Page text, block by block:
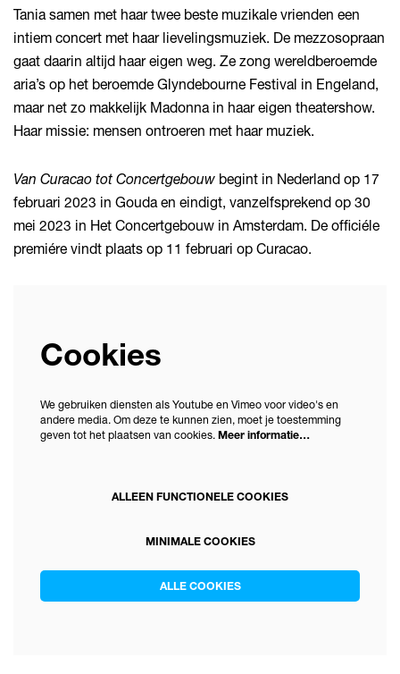
Tania samen met haar twee beste muzikale vrienden een
intiem concert met haar lievelingsmuziek. De mezzosopraan
gaat daarin altijd haar eigen weg. Ze zong wereldberoemde
aria’s op het beroemde Glyndebourne Festival in Engeland,
maar net zo makkelijk Madonna in haar eigen theatershow.
Haar missie: mensen ontroeren met haar muziek.
Van Curacao tot Concertgebouw begint in Nederland op 17
februari 2023 in Gouda en eindigt, vanzelfsprekend op 30
mei 2023 in Het Concertgebouw in Amsterdam. De officiéle
premiére vindt plaats op 11 februari op Curacao.
Cookies
We gebruiken diensten als Youtube en Vimeo voor video's en
andere media. Om deze te kunnen zien, moet je toestemming
geven tot het plaatsen van cookies. Meer informatie…
ALLEEN FUNCTIONELE COOKIES
MINIMALE COOKIES
ALLE COOKIES